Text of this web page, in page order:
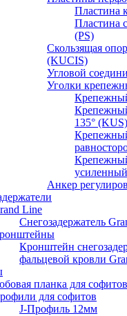
Пластина
Пластина
(PS)
Скользящая
(KUCIS)
Угловой
Уголки
135° (KUS)
Анкер
Line
Снегозадержатель
Кронштейн
фальцевой кровли
планка для софитов
для софитов
J-Профиль 12мм